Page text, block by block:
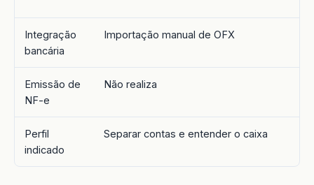
Integração
bancária
Importação manual de OFX
Emissão de
NF-e
Não realiza
Perfil
indicado
Separar contas e entender o caixa